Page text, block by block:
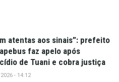
atentas aos sinais”: prefeito
faz apelo após
de Tuani e cobra justiça
- 14:12